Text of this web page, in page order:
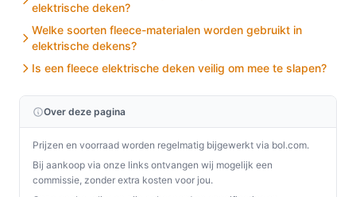
elektrische deken?
Welke soorten fleece-materialen worden gebruikt in
elektrische dekens?
Is een fleece elektrische deken veilig om mee te slapen?
Over deze pagina
Prijzen en voorraad worden regelmatig bijgewerkt via bol.com.
Bij aankoop via onze links ontvangen wij mogelijk een
commissie, zonder extra kosten voor jou.